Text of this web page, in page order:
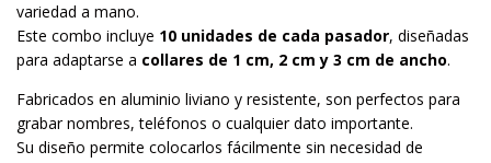
variedad a mano.
Este combo incluye 10 unidades de cada pasador, diseñadas
para adaptarse a collares de 1 cm, 2 cm y 3 cm de ancho.
Fabricados en aluminio liviano y resistente, son perfectos para
grabar nombres, teléfonos o cualquier dato importante.
Su diseño permite colocarlos fácilmente sin necesidad de